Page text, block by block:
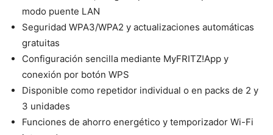
modo puente LAN
Seguridad WPA3/WPA2 y actualizaciones automáticas
gratuitas
Configuración sencilla mediante MyFRITZ!App y
conexión por botón WPS
Disponible como repetidor individual o en packs de 2 y
3 unidades
Funciones de ahorro energético y temporizador Wi-Fi